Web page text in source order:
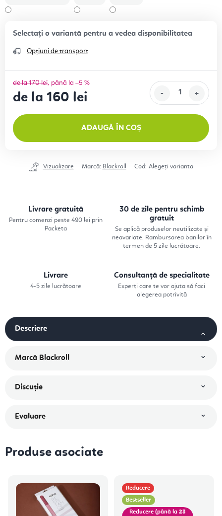
Opțiuni de transport
de la 170 lei până la –5 %
de la 160 lei
ADAUGĂ ÎN COȘ
Vizualizare Marcă: Blackroll Cod: Alegeţi varianta
Livrare gratuită
Pentru comenzi peste 490 lei prin
Packeta
30 de zile pentru schimb
gratuit
Se aplică produselor neutilizate și
neavariate. Rambursarea banilor în
termen de 5 zile lucrătoare.
Livrare
4-5 zile lucrătoare
Consultanță de specialitate
Experți care te vor ajuta să faci
alegerea potrivită
Descriere
Marcă Blackroll
Discuţie
Evaluare
Produse asociate
Reducere
Bestseller
(până la 23